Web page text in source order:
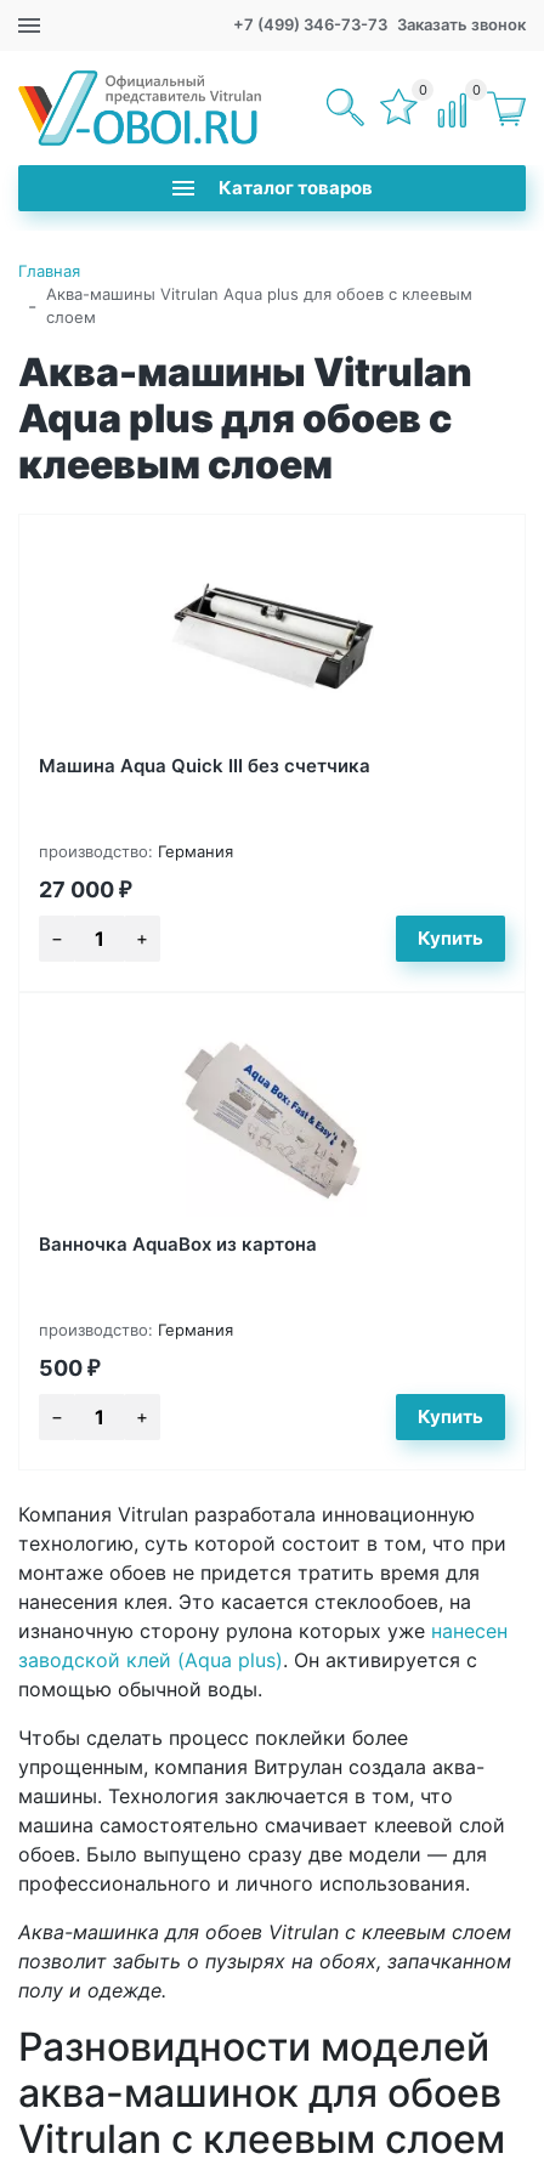
+7 (499) 346-73-73 Заказать звонок
0 0
Каталог товаров
Главная
-
Аква-машины Vitrulan Aqua plus для обоев с клеевым
слоем
Аква-машины Vitrulan
Aqua plus для обоев с
клеевым слоем
Машина Aqua Quick III без счетчика
производство: Германия
27 000 ₽
Ванночка AquaBox из картона
производство: Германия
500 ₽
Компания Vitrulan разработала инновационную
технологию, суть которой состоит в том, что при
монтаже обоев не придется тратить время для
нанесения клея. Это касается стеклообоев, на
изнаночную сторону рулона которых уже нанесен
заводской клей (Aqua plus). Он активируется с
помощью обычной воды.
Чтобы сделать процесс поклейки более
упрощенным, компания Витрулан создала аква-
машины. Технология заключается в том, что
машина самостоятельно смачивает клеевой слой
обоев. Было выпущено сразу две модели — для
профессионального и личного использования.
Аква-машинка для обоев Vitrulan с клеевым слоем
позволит забыть о пузырях на обоях, запачканном
полу и одежде.
Разновидности моделей
аква-машинок для обоев
Vitrulan с клеевым слоем